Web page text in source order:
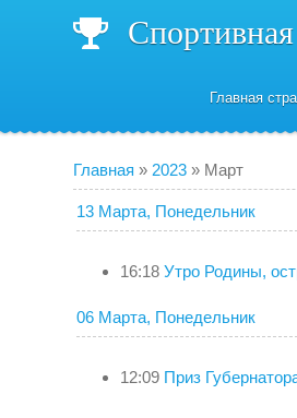
Главная
Главная » 2023 » Март
13 Марта, Понедельник
16:18 Утро Родины,
06 Марта, Понедельник
12:09 Приз